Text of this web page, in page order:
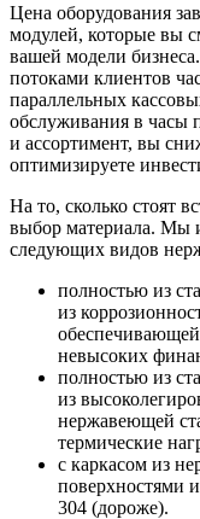
Цена оборудования
модулей, которые вы
вашей модели
потоками клиентов
параллельных
обслуживания в часы
и ассортимент, вы
оптимизируете
На то, сколько стоят
выбор материала. Мы
следующих видов
полностью из
из
обеспечивающей
невысоких
полностью из
из
нержавеющей
термические
с каркасом из
поверхностями
304 (дороже).